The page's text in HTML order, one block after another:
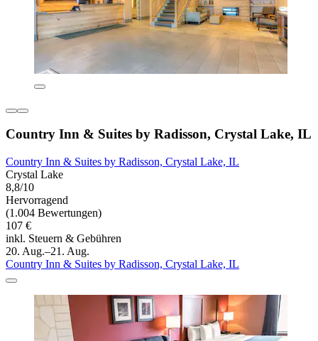
Country Inn & Suites by Radisson, Crystal Lake, IL
Country Inn & Suites by Radisson, Crystal Lake, IL
Crystal Lake
8,8/10
Hervorragend
(1.004 Bewertungen)
107 €
inkl. Steuern & Gebühren
20. Aug.–21. Aug.
Country Inn & Suites by Radisson, Crystal Lake, IL